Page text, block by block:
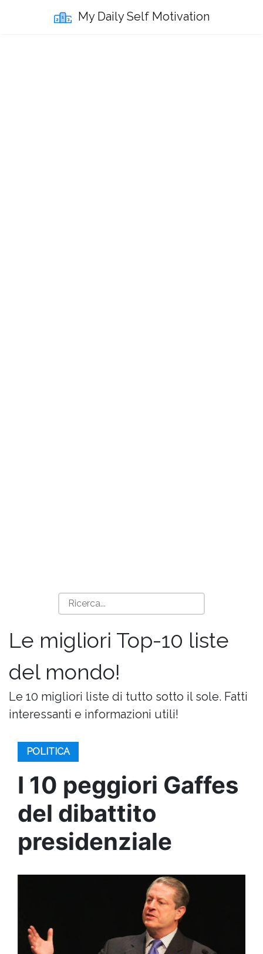
My Daily Self Motivation
Le migliori Top-10 liste
del mondo!
Le 10 migliori liste di tutto sotto il sole. Fatti
interessanti e informazioni utili!
POLITICA
I 10 peggiori Gaffes
del dibattito
presidenziale